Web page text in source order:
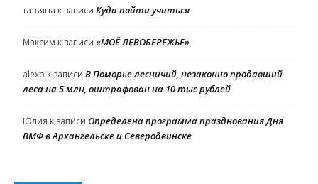
татьяна к записи Куда пойти учиться
Максим к записи «МОЁ ЛЕВОБЕРЕЖЬЕ»
alexb к записи В Поморье лесничий, незаконно продавший
леса на 5 млн, оштрафован на 10 тыс рублей
Юлия к записи Определена программа празднования Дня
ВМФ в Архангельске и Северодвинске